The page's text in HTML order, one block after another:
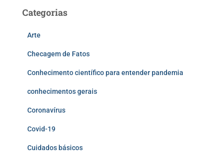
Categorias
Arte
Checagem de Fatos
Conhecimento científico para entender pandemia
conhecimentos gerais
Coronavírus
Covid-19
Cuidados básicos